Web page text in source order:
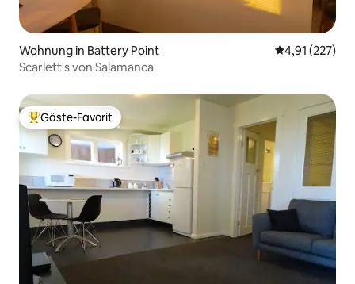
Wohnung in Battery Point
4,91 (227)
Scarlett's von Salamanca
Beliebter Gäste-Favorit.
Gäste-Favorit